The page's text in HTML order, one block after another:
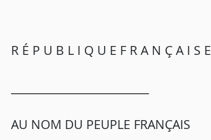
R É P U B L I Q U E F R A N Ç A I S E
AU NOM DU PEUPLE FRANÇAIS